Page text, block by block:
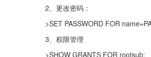
2、更改密码：
>SET PASSWORD FOR
3、权限管理
>SHOW GRANTS FOR rootsub;